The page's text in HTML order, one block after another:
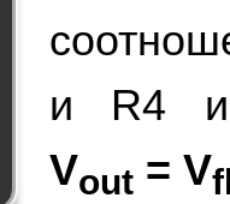
и R4 и
Vout = V